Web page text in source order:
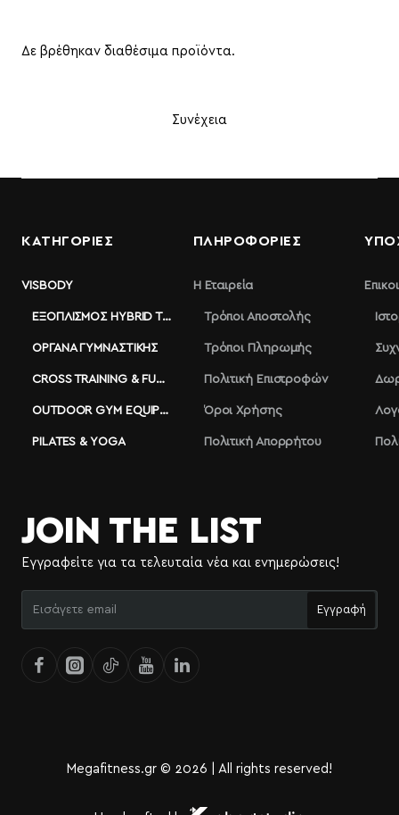
Δε βρέθηκαν διαθέσιμα προϊόντα.
Συνέχεια
ΚΑΤΗΓΟΡΙΕΣ
VISBODY
ΕΞΟΠΛΙΣΜΌΣ HYBRID TRAINING
ΌΡΓΑΝΑ ΓΥΜΝΑΣΤΙΚΉΣ
CROSS TRAINING & FUNCTIONAL
OUTDOOR GYM EQUIPMENT
PILATES & YOGA
ΠΛΗΡΟΦΟΡΊΕΣ
Η Εταιρεία
Τρόποι Αποστολής
Τρόποι Πληρωμής
Πολιτική Επιστροφών
Όροι Χρήσης
Πολιτική Απορρήτου
JOIN THE LIST
Εγγραφείτε για τα τελευταία νέα και ενημερώσεις!
email
Εγγραφή
Megafitness.gr © 2026 | All rights reserved!